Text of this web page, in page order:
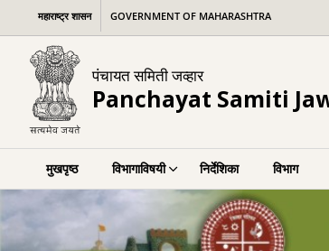
content
महाराष्ट्र शासन GOVERNMENT OF MAHARASHTRA
पंचायत समिती जव्हार
Panchayat Samiti
मुखपृष्ठ विभागाविषयी निर्देशिका विभाग